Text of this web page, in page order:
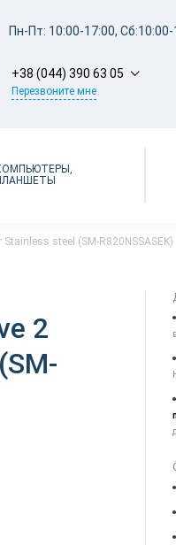
Пн-Пт: 10:00-17:00, Сб:10:00-
+38 (044) 390 63 05
Перезвоните мне
steel (SM-R820NSSASEK)
2